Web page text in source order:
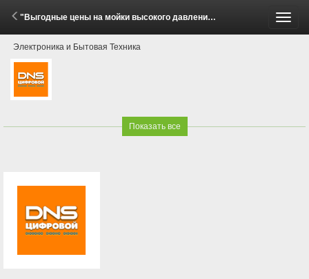
"Выгодные цены на мойки высокого давления Huter!" (1 - 31 Мая 2026)
Электроника и Бытовая Техника
Показать все